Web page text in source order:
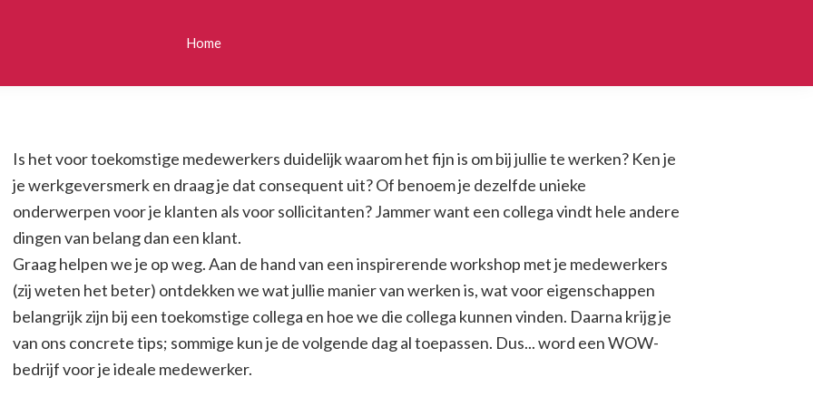
Home
Is het voor toekomstige medewerkers duidelijk waarom het fijn is om bij jullie te werken? Ken je
je werkgeversmerk en draag je dat consequent uit? Of benoem je dezelfde unieke
onderwerpen voor je klanten als voor sollicitanten? Jammer want een collega vindt hele andere
dingen van belang dan een klant.
Graag helpen we je op weg. Aan de hand van een inspirerende workshop met je medewerkers
(zij weten het beter) ontdekken we wat jullie manier van werken is, wat voor eigenschappen
belangrijk zijn bij een toekomstige collega en hoe we die collega kunnen vinden. Daarna krijg je
van ons concrete tips; sommige kun je de volgende dag al toepassen. Dus... word een WOW-
bedrijf voor je ideale medewerker.